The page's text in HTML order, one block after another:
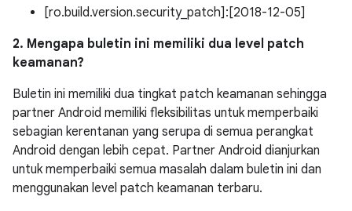
[ro.build.version.security_patch]:[2018-12-05]
2. Mengapa buletin ini memiliki dua level patch
keamanan?
Buletin ini memiliki dua tingkat patch keamanan sehingga
partner Android memiliki fleksibilitas untuk memperbaiki
sebagian kerentanan yang serupa di semua perangkat
Android dengan lebih cepat. Partner Android dianjurkan
untuk memperbaiki semua masalah dalam buletin ini dan
menggunakan level patch keamanan terbaru.